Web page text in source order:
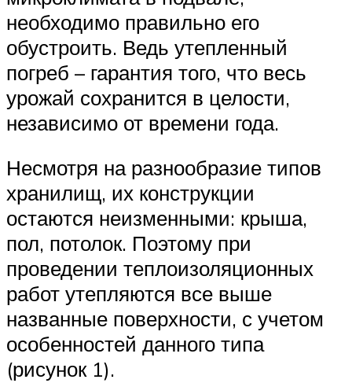
необходимо правильно его
обустроить. Ведь утепленный
погреб – гарантия того, что весь
урожай сохранится в целости,
независимо от времени года.
Несмотря на разнообразие типов
хранилищ, их конструкции
остаются неизменными: крыша,
пол, потолок. Поэтому при
проведении теплоизоляционных
работ утепляются все выше
названные поверхности, с учетом
особенностей данного типа
(рисунок 1).